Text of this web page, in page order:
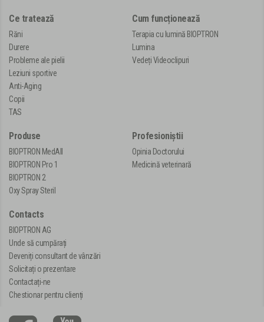
Ce tratează
Răni
Durere
Probleme ale pielii
Leziuni sportive
Anti-Aging
Copii
TAS
Cum funcționează
Terapia cu lumină BIOPTRON
Lumina
Vedeți Videoclipuri
Produse
BIOPTRON MedAll
BIOPTRON Pro 1
BIOPTRON 2
Oxy Spray Steril
Profesioniștii
Opinia Doctorului
Medicină veterinară
Contacts
BIOPTRON AG
Unde să cumpărați
Deveniți consultant de vânzări
Solicitați o prezentare
Contactați-ne
Chestionar pentru clienți